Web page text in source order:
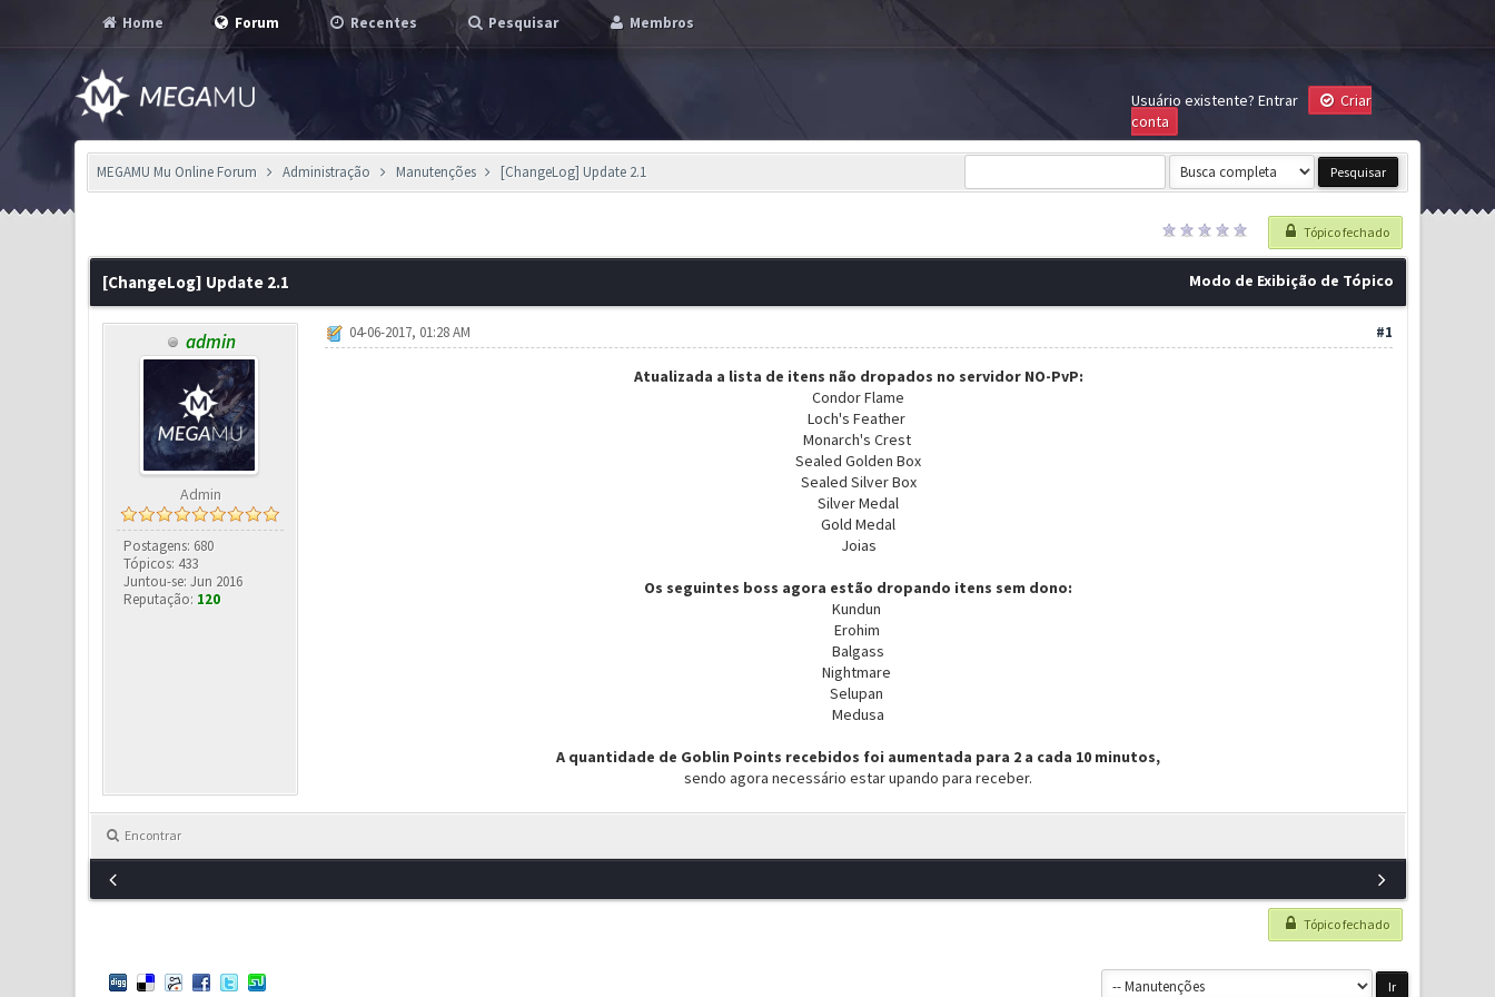
Home Forum Recentes Pesquisar Membros
Usuário existente? Entrar
Criar
conta
MEGAMU Mu Online Forum Administração Manutenções [ChangeLog] Update 2.1
Tópico fechado
Modo de Exibição de Tópico
[ChangeLog] Update 2.1
admin
Admin
Postagens: 680
Tópicos: 433
Juntou-se: Jun 2016
Reputação: 120
#1
04-06-2017, 01:28 AM
Atualizada a lista de itens não dropados no servidor NO-PvP:
Condor Flame
Loch's Feather
Monarch's Crest
Sealed Golden Box
Sealed Silver Box
Silver Medal
Gold Medal
Joias
Os seguintes boss agora estão dropando itens sem dono:
Kundun
Erohim
Balgass
Nightmare
Selupan
Medusa
A quantidade de Goblin Points recebidos foi aumentada para 2 a cada 10 minutos,
sendo agora necessário estar upando para receber.
Encontrar
Tópico fechado